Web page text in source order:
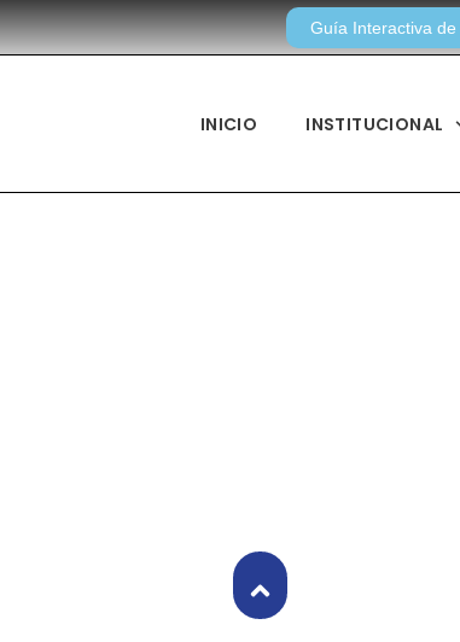
Guía Interactiva de
INICIO INSTITUCIONAL